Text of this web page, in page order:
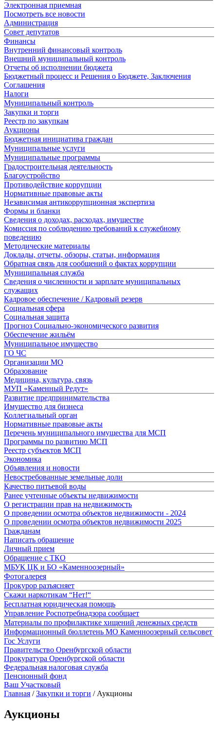
Электронная приемная
Посмотреть все новости
Администрация
Совет депутатов
Финансы
Внутренний финансовый контроль
Внешний муниципальный контроль
Отчеты об исполнении бюджета
Бюджетный процесс и Решения о Бюджете, Заключения
Соглашения
Налоги
Муниципальный контроль
Закупки и торги
Реестр по закупкам
Аукционы
Бюджетная инициатива граждан
Муниципальные услуги
Муниципальные программы
Градостроительная деятельность
Благоустройство
Противодействие коррупции
Нормативные правовые акты
Независимая антикоррупционная экспертиза
Формы и бланки
Сведения о доходах, расходах, имуществе
Комиссия по соблюдению требований к служебному
поведению
Методические материалы
Доклады, отчеты, обзоры, статьи, информация
Обратная связь для сообщений о фактах коррупции
Муниципальная служба
Сведения о численности и зарплате муниципальных
служащих
Кадровое обеспечение / Кадровый резерв
Социальная сфера
Социальная защита
Прогноз Социально-экономического развития
Обеспечение жильём
Муниципальное имущество
ГО ЧС
Организации МО
Образование
Медицина, культура, связь
МУП «Каменный Редут»
Развитие предпринимательства
Имущество для бизнеса
Коллегиальный орган
Нормативные правовые акты
Перечень муниципального имущества для МСП
Программы по развитию МСП
Реестр субъектов МСП
Экономика
Объявления и новости
Невостребованные земельные доли
Качество питьевой воды
Ранее учтенные объекты недвижимости
О регистрации прав на недвижимость
О проведении осмотра объектов недвижимости - 2024
О проведении осмотра объектов недвижимости 2025
Гражданам
Написать обращение
Личный прием
Обращение с ТКО
МБУК ЦК и БО «Каменноозерный»
Фотогалерея
Прокурор разъясняет
Скажи наркотикам “Нет!“
Бесплатная юридическая помощь
Управление Роспотребнадзора сообщает
Материалы по профилактике хищений денежных средств
Информационный бюллетень МО Каменноозерный сельсовет
Гос Услуги
Правительство Оренбургской области
Прокуратура Оренбургской области
Федеральная налоговая служба
Пенсионный фонд
Ваш Участковый
Главная /Закупки и торги / Аукционы
Аукционы